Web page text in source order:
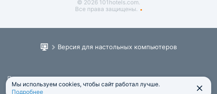
© 2026 101hotels.com.
Все права защищены.
Версия для настольных компьютеров
Пользовательское соглашение
Юридическая информация
Мы используем cookies, чтобы сайт работал лучше.
Подробнее